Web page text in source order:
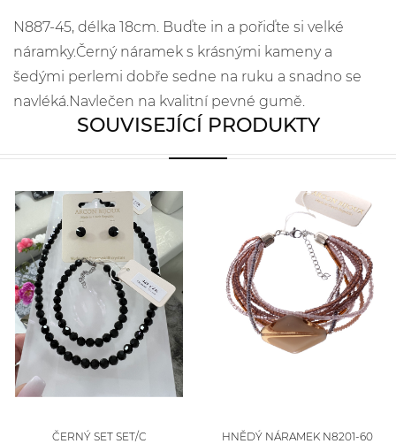
N887-45, délka 18cm. Buďte in a pořiďte si velké
náramky.Černý náramek s krásnými kameny a
šedými perlemi dobře sedne na ruku a snadno se
navléká.Navlečen na kvalitní pevné gumě.
SOUVISEJÍCÍ PRODUKTY
ČERNÝ SET SET/C HNĚDÝ NÁRAMEK N8201-60